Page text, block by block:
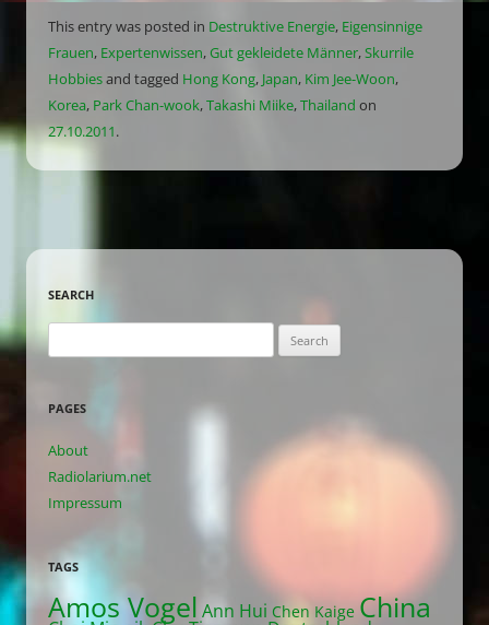
This entry was posted in Destruktive Energie, Eigensinnige
Frauen, Expertenwissen,Gut gekleidete Männer,Skurrile
Hobbiesand tagged Hong Kong, Japan, Kim Jee-Woon,
Korea, Park Chan-wook,Takashi Miike,Thailand on
27.10.2011.
SEARCH
Search
for:
PAGES
About
Radiolarium.net
Impressum
TAGS
Amos Vogel Ann Hui Chen Kaige China